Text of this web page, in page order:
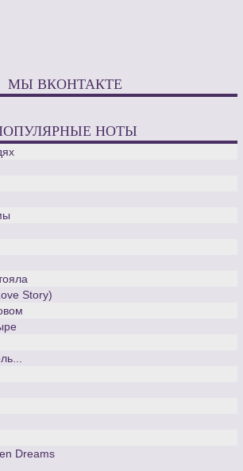
МЫ ВКОНТАКТЕ
НОТЫ
Story)
Dreams